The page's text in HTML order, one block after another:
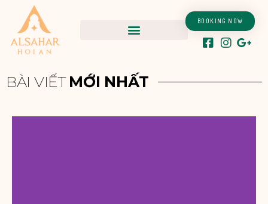
content
BOOKING NOW
BÀI VIẾT MỚI NHẤT